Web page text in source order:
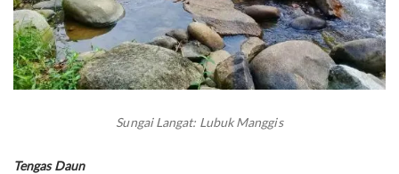
Sungai Langat: Lubuk Manggis
Tengas Daun